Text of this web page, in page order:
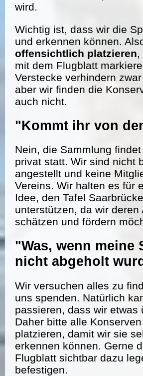
wird.
Wichtig ist, dass wir die
und erkennen können.
offensichtlich platzieren,
mit dem Flugblatt
Verstecke verhindern
aber wir finden die
auch nicht.
"Kommt ihr von
Nein, die Sammlung
privat statt. Wir sind nicht
angestellt und keine
Vereins. Wir halten es für
Idee, den Tafel
unterstützen, da wir deren
schätzen und fördern
"Was, wenn meine
nicht abgeholt
Wir versuchen alles zu
uns spenden. Natürlich
passieren, dass wir etwas
Daher bitte alle
platzieren, damit wir sie
erkennen können. Gerne
Flugblatt sichtbar dazu
befestigen.